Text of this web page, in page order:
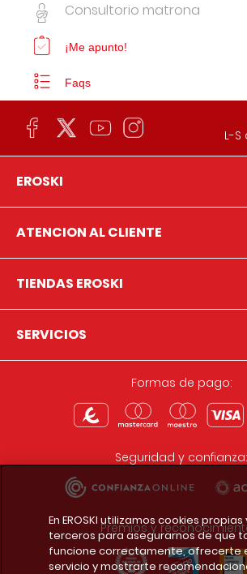
Consultorio matrona
¡Me apunto!
Faqs
L-
EROSKI
ATENCION AL CLIENTE
TIENDAS EROSKI
SERVICIOS
Formas de pago:
Seguridad y confianza:
Premios y
En EROSKI utilizamos cookies propias
terceros para asegurarnos de que
funcione correctamente, ofrecerte
servicio y mostrarte